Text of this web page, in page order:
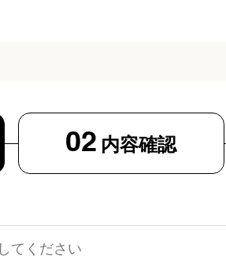
02 内容確認